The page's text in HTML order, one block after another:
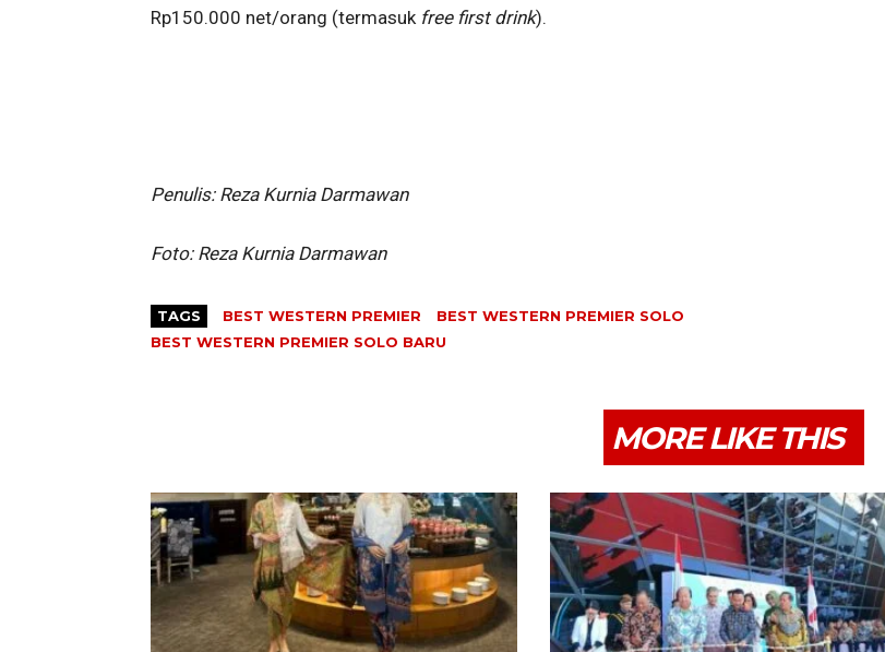
Rp150.000 net/orang (termasuk free first drink).
Penulis: Reza Kurnia Darmawan
Foto: Reza Kurnia Darmawan
TAGS BEST WESTERN PREMIER
BEST WESTERN PREMIER SOLO
BEST WESTERN PREMIER SOLO BARU
MORE LIKE THIS